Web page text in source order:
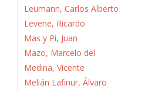
Leumann, Carlos Alberto
Levene, Ricardo
Mas y Pí, Juan
Mazo, Marcelo del
Medina, Vicente
Melián Lafinur, Álvaro